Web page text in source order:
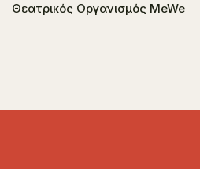
Θεατρικός Οργανισμός MeWe